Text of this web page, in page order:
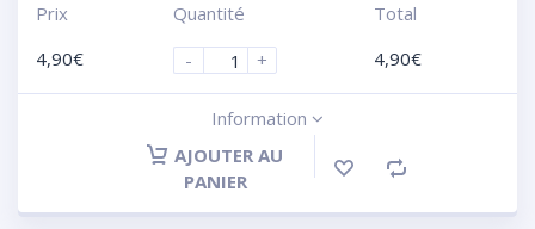
Prix
4,90€
Quantité
-
+
Total
4,90€
Information
AJOUTER AU
PANIER